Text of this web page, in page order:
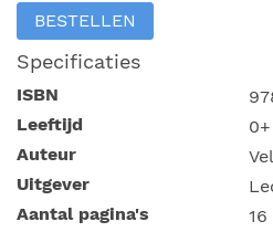
BESTELLEN
Specificaties
ISBN
Leeftijd
0+
Auteur
Uitgever
Aantal pagina's
16